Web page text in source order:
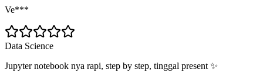
Ve***
Data Science
Jupyter notebook nya rapi, step by step, tinggal present ✨